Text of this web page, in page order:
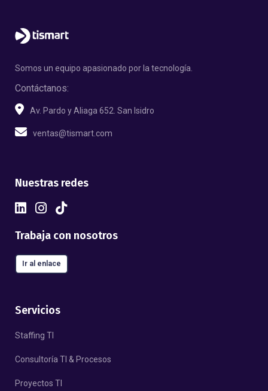
Somos un equipo apasionado por la tecnología.
Contáctanos:
Av. Pardo y Aliaga 652. San Isidro
ventas@tismart.com
Nuestras redes
Trabaja con nosotros
Ir al enlace
Servicios
Staffing TI
Consultoría TI & Procesos
Proyectos TI